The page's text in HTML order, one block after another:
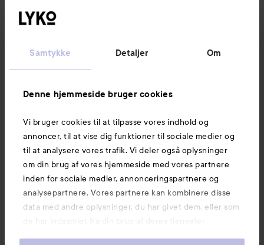
Samtykke Detaljer Om
Denne hjemmeside bruger cookies
Vi bruger cookies til at tilpasse vores indhold og
annoncer, til at vise dig funktioner til sociale medier og
til at analysere vores trafik. Vi deler også oplysninger
om din brug af vores hjemmeside med vores partnere
inden for sociale medier, annonceringspartnere og
analysepartnere. Vores partnere kan kombinere disse
data med andre oplysninger, du har givet dem, eller som
de har indsamlet fra din brug af deres tjenester.
Kundeservice
Information
Mere at udforske